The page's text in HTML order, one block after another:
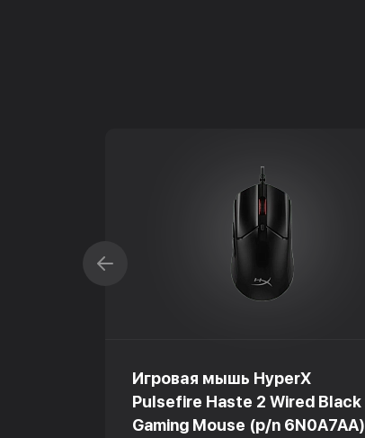
Игровая мышь HyperX
Pulsefire Haste 2 Wired Black
Gaming Mouse (p/n 6N0A7AA)